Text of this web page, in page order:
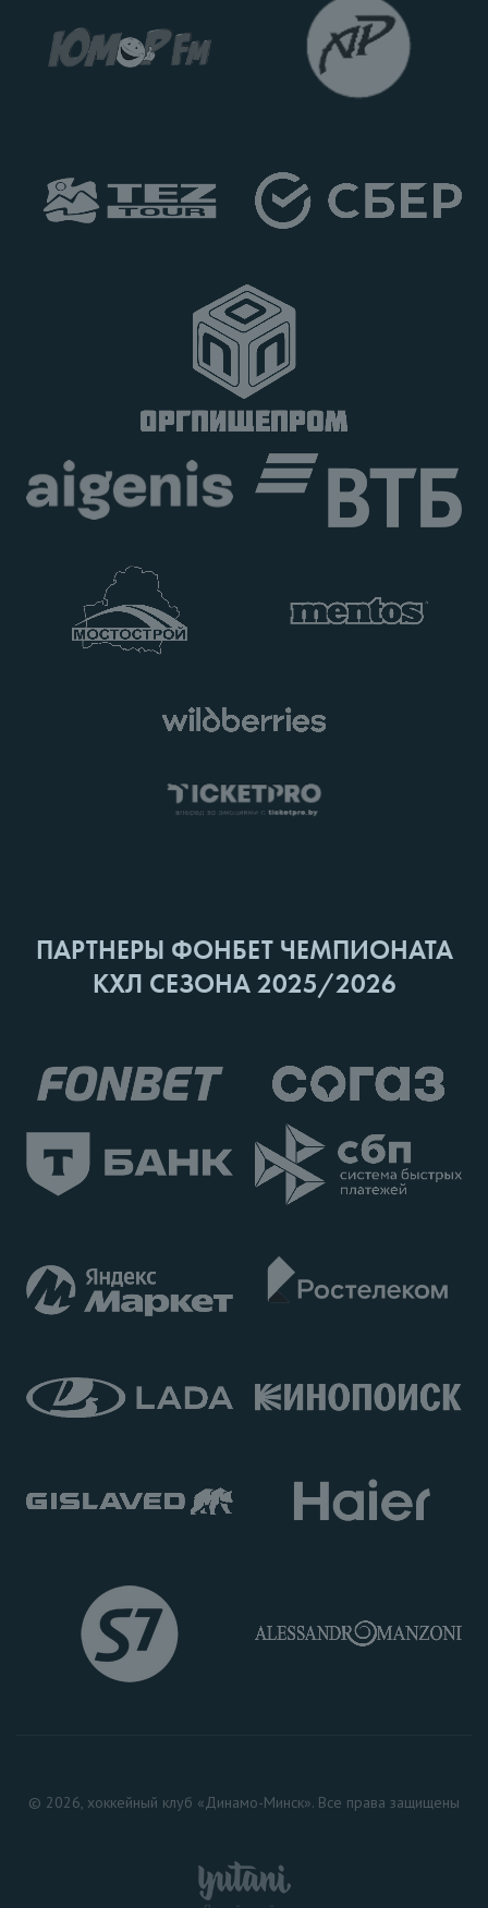
ПАРТНЕРЫ ФОНБЕТ ЧЕМПИОНАТА
КХЛ СЕЗОНА 2025/2026
© 2026, хоккейный клуб «Динамо-Минск». Все права защищены